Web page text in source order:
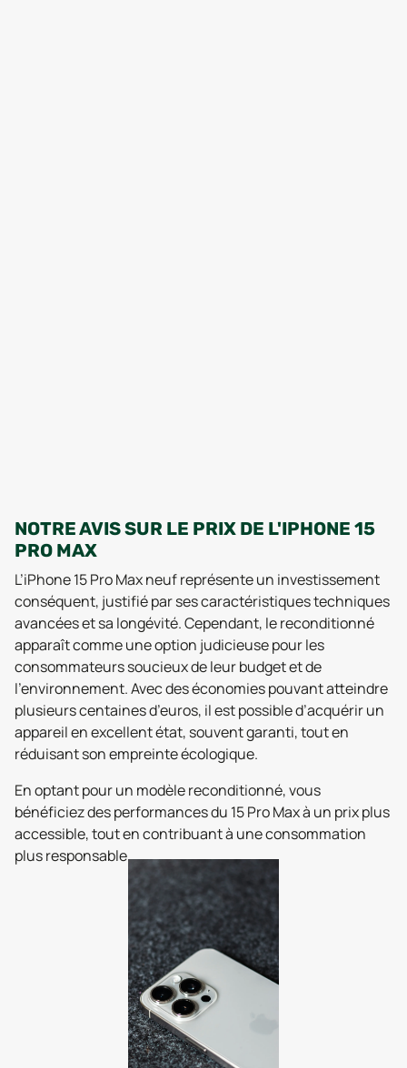
NOTRE AVIS SUR LE PRIX DE L'IPHONE 15
PRO MAX
L’iPhone 15 Pro Max neuf représente un investissement
conséquent, justifié par ses caractéristiques techniques
avancées et sa longévité. Cependant, le reconditionné
apparaît comme une option judicieuse pour les
consommateurs soucieux de leur budget et de
l’environnement. Avec des économies pouvant atteindre
plusieurs centaines d’euros, il est possible d’acquérir un
appareil en excellent état, souvent garanti, tout en
réduisant son empreinte écologique.
En optant pour un modèle reconditionné, vous
bénéficiez des performances du 15 Pro Max à un prix plus
accessible, tout en contribuant à une consommation
plus responsable.